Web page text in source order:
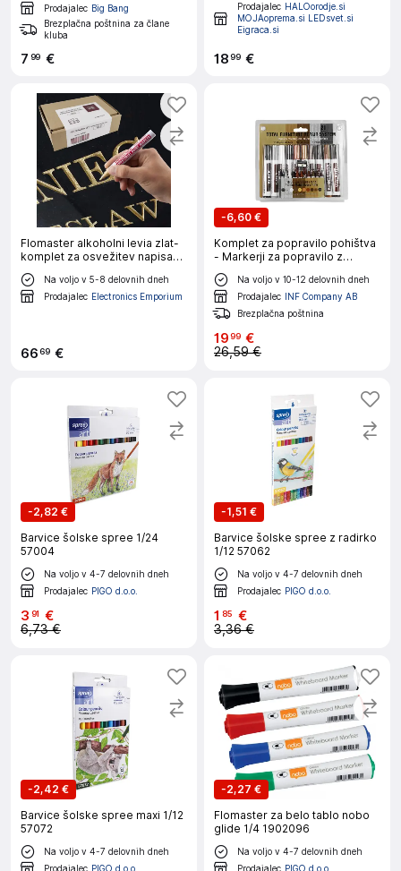
Prodajalec Big Bang
Brezplačna poštnina za člane
kluba
7 99 €
Prodajalec HALOorodje.si
MOJAoprema.si LEDsvet.si
Eigraca.si
1899 €
Flomaster alkoholni levia zlat-
komplet za osvežitev napisa
na grobu 112168
Na voljo v 5-8 delovnih dneh
Prodajalec Electronics Emporium
6669 €
-6,60 €
Komplet za popravilo pohištva
- Markerji za popravilo z
voščenimi barvicami in šilčkom
10 barvNa voljo v 10-12 delovnih dneh
Prodajalec INF Company AB
Brezplačna poštnina
1999 €
26,59 €
-2,82 €
Barvice šolske spree 1/24
57004
Na voljo v 4-7 delovnih dneh
Prodajalec PIGO d.o.o.
3 91 €
6,73 €
-1,51 €
Barvice šolske spree z radirko
1/12 57062
Na voljo v 4-7 delovnih dneh
Prodajalec PIGO d.o.o.
1 85 €
3,36 €
-2,42 €
Barvice šolske spree maxi 1/12
57072
Na voljo v 4-7 delovnih dneh
Prodajalec PIGO d.o.o.
-2,27 €
Flomaster za belo tablo nobo
glide 1/4 1902096
Na voljo v 4-7 delovnih dneh
Prodajalec PIGO d.o.o.